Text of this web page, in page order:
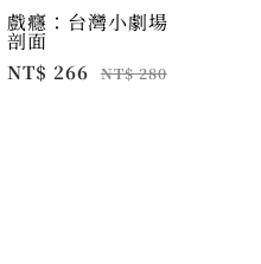
戲癮：台灣小劇場
剖面
NT$ 266 NT$ 280